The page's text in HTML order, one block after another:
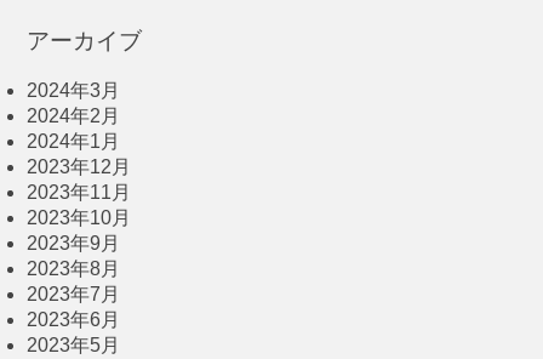
アーカイブ
2024年3月
2024年2月
2024年1月
2023年12月
2023年11月
2023年10月
2023年9月
2023年8月
2023年7月
2023年6月
2023年5月